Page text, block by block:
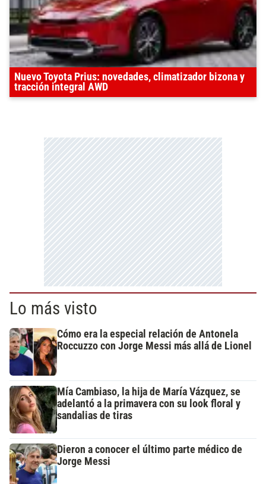
Nuevo Toyota Prius: novedades, climatizador bizona y
tracción integral AWD
Lo más visto
Cómo era la especial relación de Antonela
Roccuzzo con Jorge Messi más allá de Lionel
Mía Cambiaso, la hija de María Vázquez, se
adelantó a la primavera con su look floral y
sandalias de tiras
Dieron a conocer el último parte médico de
Jorge Messi